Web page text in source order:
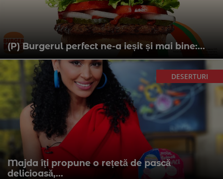
(P) Burgerul perfect ne-a ieșit și mai bine:...
DESERTURI
Majda îți propune o rețetă de pască
delicioasă,...